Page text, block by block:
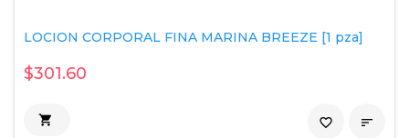
LOCION CORPORAL FINA MARINA BREEZE [1 pza]
$301.60
 
favorite_border